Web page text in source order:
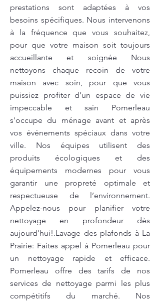
prestations sont adaptées à vos
besoins spécifiques. Nous intervenons
à la fréquence que vous souhaitez,
pour que votre maison soit toujours
accueillante et soignée Nous
nettoyons chaque recoin de votre
maison avec soin, pour que vous
puissiez profiter d’un espace de vie
impeccable et sain Pomerleau
s'occupe du ménage avant et après
vos événements spéciaux dans votre
ville. Nos équipes utilisent des
produits écologiques et des
équipements modernes pour vous
garantir une propreté optimale et
respectueuse de l’environnement.
Appelez-nous pour planifier votre
nettoyage en profondeur dès
aujourd'hui!.Lavage des plafonds à La
Prairie: Faites appel à Pomerleau pour
un nettoyage rapide et efficace.
Pomerleau offre des tarifs de nos
services de nettoyage parmi les plus
compétitifs du marché. Nos